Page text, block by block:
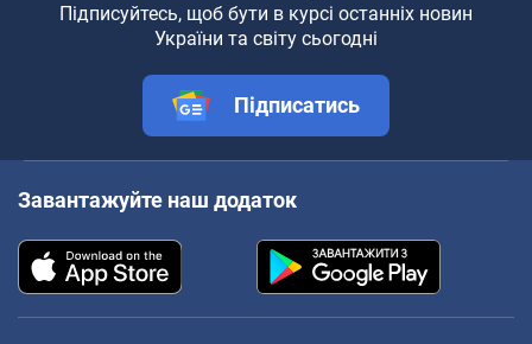
Підписуйтесь, щоб бути в курсі останніх новин
України та світу сьогодні
Підписатись
Завантажуйте наш додаток